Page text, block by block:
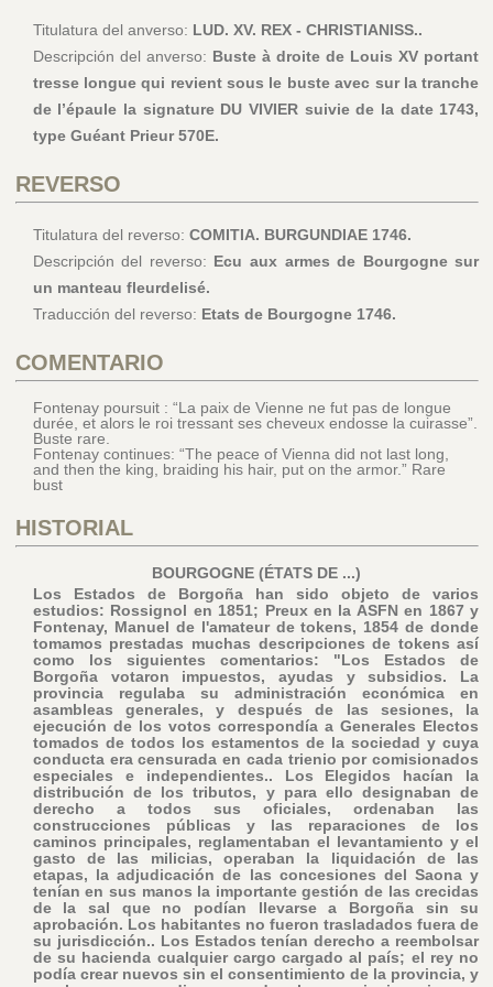
Titulatura del anverso: LUD. XV. REX - CHRISTIANISS..
Descripción del anverso: Buste à droite de Louis XV portant
tresse longue qui revient sous le buste avec sur la tranche
de l’épaule la signature DU VIVIER suivie de la date 1743,
type Guéant Prieur 570E.
REVERSO
Titulatura del reverso: COMITIA. BURGUNDIAE 1746.
Descripción del reverso: Ecu aux armes de Bourgogne sur
un manteau fleurdelisé.
Traducción del reverso: Etats de Bourgogne 1746.
COMENTARIO
Fontenay poursuit : “La paix de Vienne ne fut pas de longue
durée, et alors le roi tressant ses cheveux endosse la cuirasse”.
Buste rare.
Fontenay continues: “The peace of Vienna did not last long,
and then the king, braiding his hair, put on the armor.” Rare
bust
HISTORIAL
BOURGOGNE (ÉTATS DE ...)
Los Estados de Borgoña han sido objeto de varios
estudios: Rossignol en 1851; Preux en la ASFN en 1867 y
Fontenay, Manuel de l'amateur de tokens, 1854 de donde
tomamos prestadas muchas descripciones de tokens así
como los siguientes comentarios: "Los Estados de
Borgoña votaron impuestos, ayudas y subsidios. La
provincia regulaba su administración económica en
asambleas generales, y después de las sesiones, la
ejecución de los votos correspondía a Generales Electos
tomados de todos los estamentos de la sociedad y cuya
conducta era censurada en cada trienio por comisionados
especiales e independientes.. Los Elegidos hacían la
distribución de los tributos, y para ello designaban de
derecho a todos sus oficiales, ordenaban las
construcciones públicas y las reparaciones de los
caminos principales, reglamentaban el levantamiento y el
gasto de las milicias, operaban la liquidación de las
etapas, la adjudicación de las concesiones del Saona y
tenían en sus manos la importante gestión de las crecidas
de la sal que no podían llevarse a Borgoña sin su
aprobación. Los habitantes no fueron trasladados fuera de
su jurisdicción.. Los Estados tenían derecho a reembolsar
de su hacienda cualquier cargo cargado al país; el rey no
podía crear nuevos sin el consentimiento de la provincia, y